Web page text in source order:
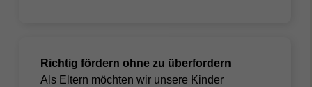
Richtig fördern ohne zu überfordern
Als Eltern möchten wir unsere Kinder